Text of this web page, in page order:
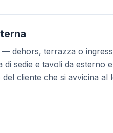
dehors, terrazza o
sedie e tavoli da esterno
cliente che si avvicina